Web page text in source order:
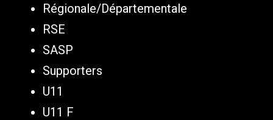
Régionale/Départementale
RSE
SASP
Supporters
U11
U11 F